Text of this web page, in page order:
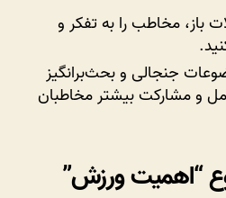
باز، مخاطب را به تفکر و
جنجالی و بحث‌برانگیز
و مشارکت بیشتر مخاطبان
“اهمیت ورزش”